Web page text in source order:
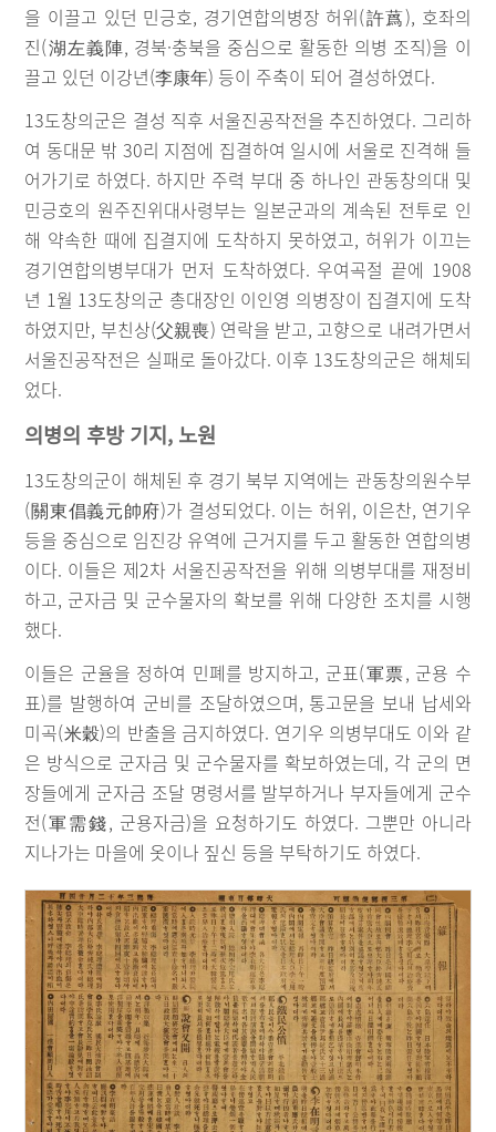
을 이끌고 있던 민긍호, 경기연합의병장 허위(許蔿), 호좌의
진(湖左義陣, 경북·충북을 중심으로 활동한 의병 조직)을 이
끌고 있던 이강년(李康年) 등이 주축이 되어 결성하였다.
13도창의군은 결성 직후 서울진공작전을 추진하였다. 그리하
여 동대문 밖 30리 지점에 집결하여 일시에 서울로 진격해 들
어가기로 하였다. 하지만 주력 부대 중 하나인 관동창의대 및
민긍호의 원주진위대사령부는 일본군과의 계속된 전투로 인
해 약속한 때에 집결지에 도착하지 못하였고, 허위가 이끄는
경기연합의병부대가 먼저 도착하였다. 우여곡절 끝에 1908
년 1월 13도창의군 총대장인 이인영 의병장이 집결지에 도착
하였지만, 부친상(父親喪) 연락을 받고, 고향으로 내려가면서
서울진공작전은 실패로 돌아갔다. 이후 13도창의군은 해체되
었다.
의병의 후방 기지, 노원
13도창의군이 해체된 후 경기 북부 지역에는 관동창의원수부
(關東倡義元帥府)가 결성되었다. 이는 허위, 이은찬, 연기우
등을 중심으로 임진강 유역에 근거지를 두고 활동한 연합의병
이다. 이들은 제2차 서울진공작전을 위해 의병부대를 재정비
하고, 군자금 및 군수물자의 확보를 위해 다양한 조치를 시행
했다.
이들은 군율을 정하여 민폐를 방지하고, 군표(軍票, 군용 수
표)를 발행하여 군비를 조달하였으며, 통고문을 보내 납세와
미곡(米穀)의 반출을 금지하였다. 연기우 의병부대도 이와 같
은 방식으로 군자금 및 군수물자를 확보하였는데, 각 군의 면
장들에게 군자금 조달 명령서를 발부하거나 부자들에게 군수
전(軍需錢, 군용자금)을 요청하기도 하였다. 그뿐만 아니라
지나가는 마을에 옷이나 짚신 등을 부탁하기도 하였다.